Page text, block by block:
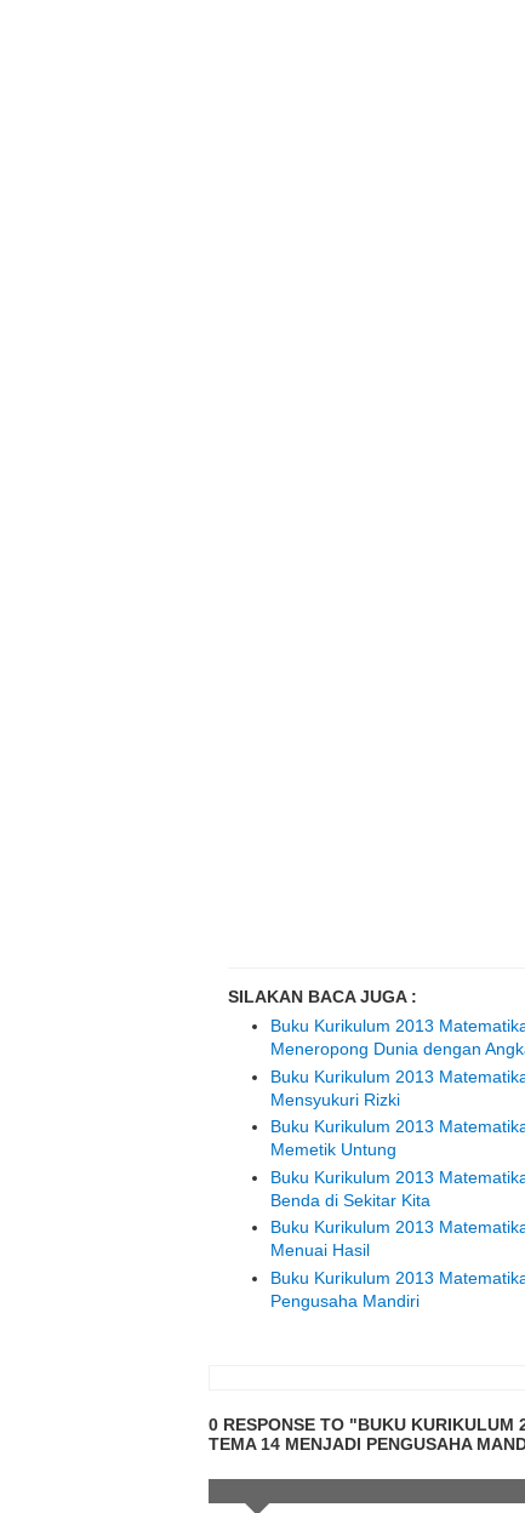
SILAKAN BACA JUGA :
Buku Kurikulum 2013
Meneropong Dunia dengan
Buku Kurikulum 2013
Mensyukuri Rizki
Buku Kurikulum 2013
Memetik Untung
Buku Kurikulum 2013
Benda di Sekitar Kita
Buku Kurikulum 2013
Menuai Hasil
Buku Kurikulum 2013
Pengusaha Mandiri
0 RESPONSE TO "BUKU KURIKULUM
TEMA 14 MENJADI PENGUSAHA